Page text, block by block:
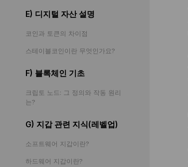
E) 디지털 자산 설명
코인과 토큰의 차이점
스테이블코인이란 무엇인가요?
F) 블록체인 기초
크립토 노드: 그 정의와 작동 원리
는?
G) 지갑 관련 지식(레벨업)
소프트웨어 지갑이란?
하드웨어 지갑이란?